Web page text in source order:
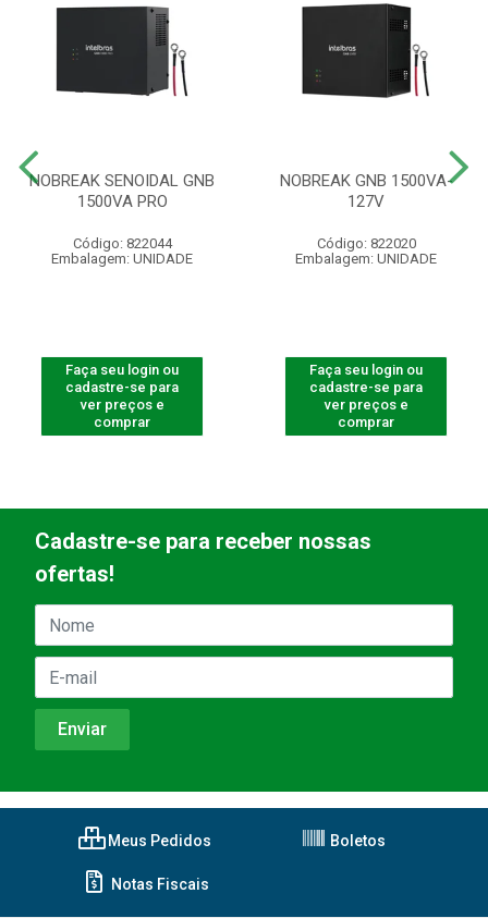
NOBREAK SENOIDAL GNB
1500VA PRO
Código: 822044
Embalagem: UNIDADE
Faça seu login ou
cadastre-se para
ver preços e
comprar
NOBREAK GNB 1500VA-
127V
Código: 822020
Embalagem: UNIDADE
Faça seu login ou
cadastre-se para
ver preços e
comprar
Cadastre-se para receber nossas
ofertas!
Meus Pedidos Boletos
Notas Fiscais